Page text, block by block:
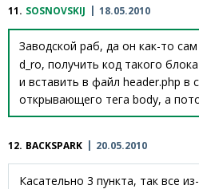
11. SOSNOVSKIJ 18.05.2010
Заводской раб, да он как-то
d_ro, получить код такого
и вставить в файл header.php в
открывающего тега body, а
12. BACKSPARK 20.05.2010
Касательно 3 пункта, так все